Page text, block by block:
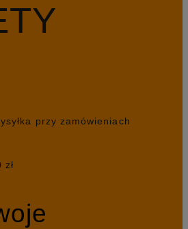
przy zamówieniach
zł